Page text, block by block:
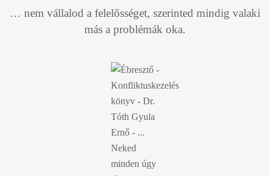
… nem vállalod a felelősséget, szerinted mindig valaki
más a problémák oka.